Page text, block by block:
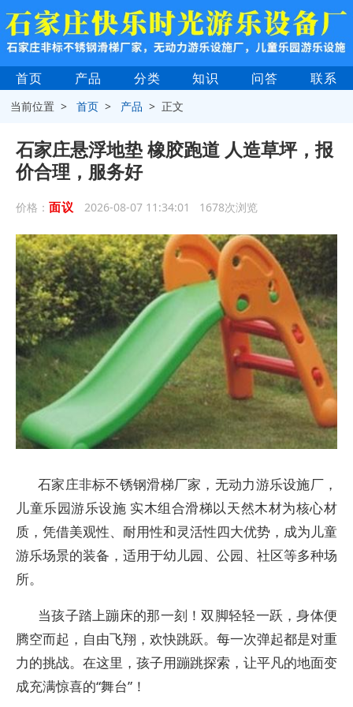
首页 产品 分类 知识 问答 联系
当前位置 >首页 > 产品 > 正文
石家庄悬浮地垫 橡胶跑道 人造草坪，报
价合理，服务好
价格： 面议 2026-08-07 11:34:01 1678次浏览
石家庄非标不锈钢滑梯厂家，无动力游乐设施厂，
儿童乐园游乐设施 实木组合滑梯以天然木材为核心材
质，凭借美观性、耐用性和灵活性四大优势，成为儿童
游乐场景的装备，适用于幼儿园、公园、社区等多种场
所。
当孩子踏上蹦床的那一刻！双脚轻轻一跃，身体便
腾空而起，自由飞翔，欢快跳跃。每一次弹起都是对重
力的挑战。在这里，孩子用蹦跳探索，让平凡的地面变
成充满惊喜的“舞台”！